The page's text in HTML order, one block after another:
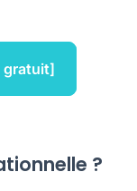
gratuit]
?